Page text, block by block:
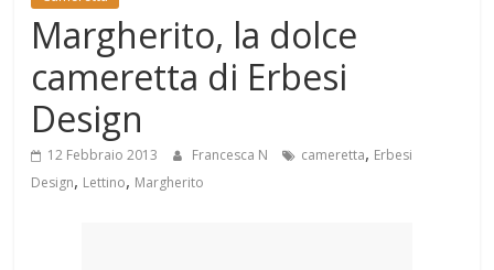
Mondo
Margherito, la dolce
cameretta di Erbesi
Design
12 Febbraio 2013 Francesca N cameretta, Erbesi
Design, Lettino, Margherito